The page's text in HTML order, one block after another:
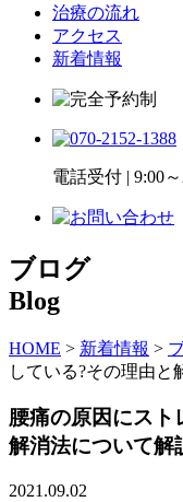
治療の流れ
アクセス
新着情報
電話受付 | 9:00
ブログ
Blog
HOME > 新着情報 >
している?その理由と
腰痛の原因にスト
解消法について解
2021.09.02